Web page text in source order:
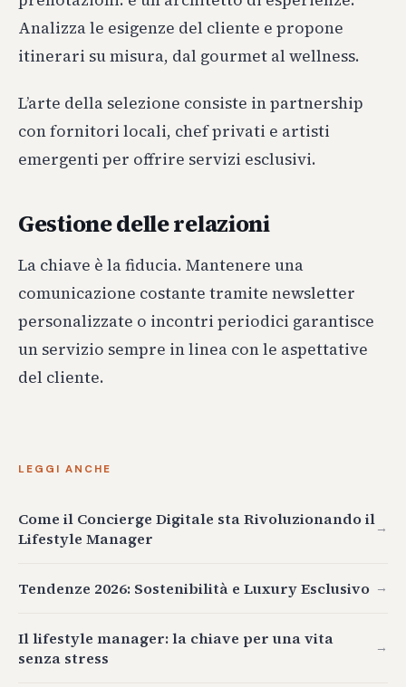
Analizza le esigenze del cliente e propone
itinerari su misura, dal gourmet al wellness.
L’arte della selezione consiste in partnership
con fornitori locali, chef privati e artisti
emergenti per offrire servizi esclusivi.
Gestione delle relazioni
La chiave è la fiducia. Mantenere una
comunicazione costante tramite newsletter
personalizzate o incontri periodici garantisce
un servizio sempre in linea con le aspettative
del cliente.
LEGGI ANCHE
Come il Concierge Digitale sta Rivoluzionando il
Lifestyle Manager
→
Tendenze 2026: Sostenibilità e Luxury Esclusivo →
Il lifestyle manager: la chiave per una vita
senza stress
→